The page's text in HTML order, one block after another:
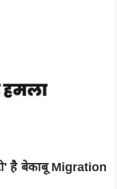
है बेकाबू Migration